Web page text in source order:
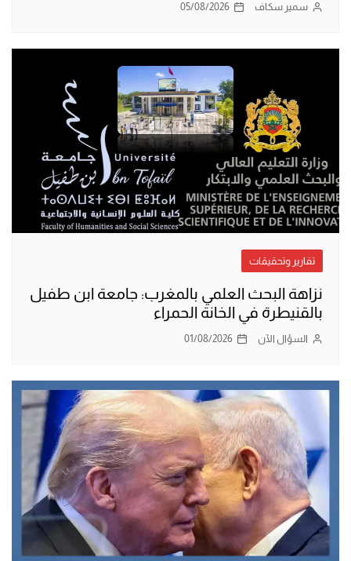
سمير سكاف 05/08/2026
تقارير وتحقيقات
نزاهة البحث العلمي بالمغرب: جامعة ابن طفيل
بالقنيطرة في الخانة الحمراء
السؤال الآن 01/08/2026